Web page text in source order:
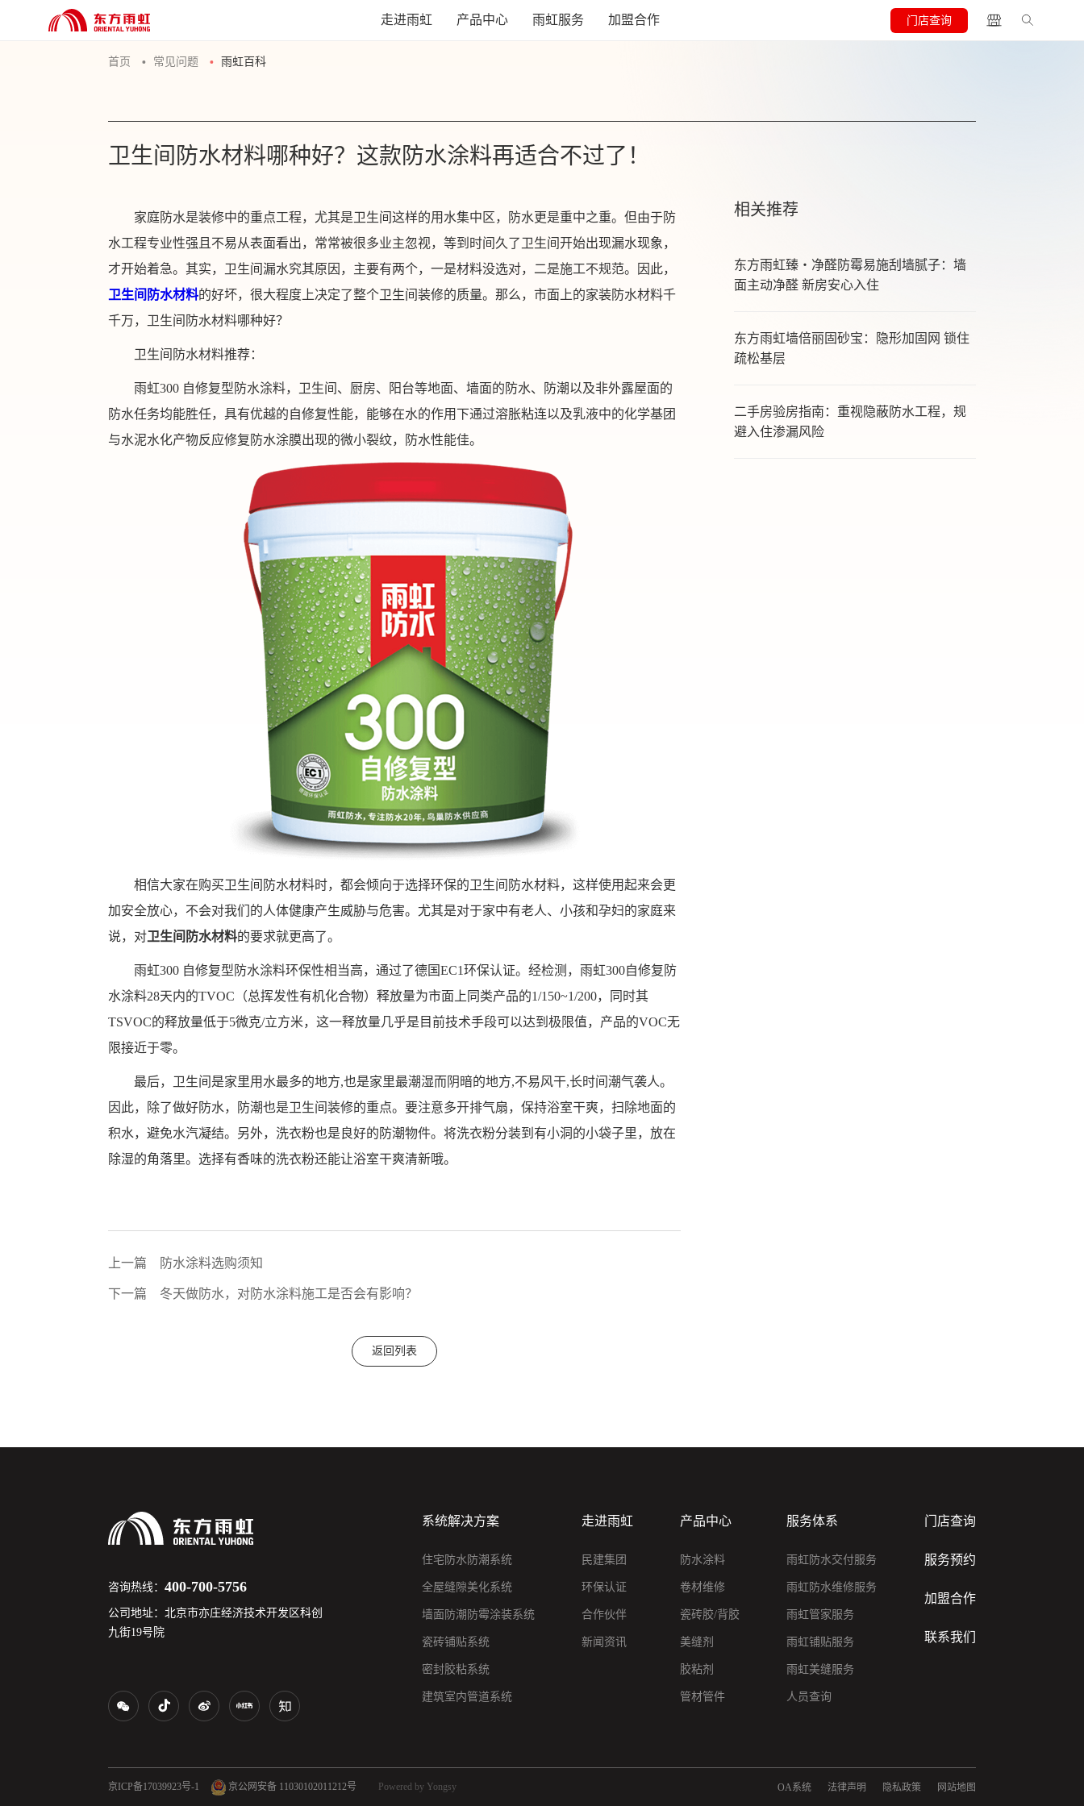
走进雨虹 产品中心 雨虹服务 加盟合作 门店查询
首页 常见问题 雨虹百科
卫生间防水材料哪种好？这款防水涂料再适合不过了！
家庭防水是装修中的重点工程，尤其是卫生间这样的用水集中区，防水更是重中之重。但由于防
水工程专业性强且不易从表面看出，常常被很多业主忽视，等到时间久了卫生间开始出现漏水现象，
才开始着急。其实，卫生间漏水究其原因，主要有两个，一是材料没选对，二是施工不规范。因此，
卫生间防水材料的好坏，很大程度上决定了整个卫生间装修的质量。那么，市面上的家装防水材料千
千万，卫生间防水材料哪种好？
卫生间防水材料推荐：
雨虹300 自修复型防水涂料，卫生间、厨房、阳台等地面、墙面的防水、防潮以及非外露屋面的
防水任务均能胜任，具有优越的自修复性能，能够在水的作用下通过溶胀粘连以及乳液中的化学基团
与水泥水化产物反应修复防水涂膜出现的微小裂纹，防水性能佳。
相信大家在购买卫生间防水材料时，都会倾向于选择环保的卫生间防水材料，这样使用起来会更
加安全放心，不会对我们的人体健康产生威胁与危害。尤其是对于家中有老人、小孩和孕妇的家庭来
说，对卫生间防水材料的要求就更高了。
雨虹300 自修复型防水涂料环保性相当高，通过了德国EC1环保认证。经检测，雨虹300自修复防
水涂料28天内的TVOC（总挥发性有机化合物）释放量为市面上同类产品的1/150~1/200，同时其
TSVOC的释放量低于5微克/立方米，这一释放量几乎是目前技术手段可以达到极限值，产品的VOC无
限接近于零。
最后，卫生间是家里用水最多的地方,也是家里最潮湿而阴暗的地方,不易风干,长时间潮气袭人。
因此，除了做好防水，防潮也是卫生间装修的重点。要注意多开排气扇，保持浴室干爽，扫除地面的
积水，避免水汽凝结。另外，洗衣粉也是良好的防潮物件。将洗衣粉分装到有小洞的小袋子里，放在
除湿的角落里。选择有香味的洗衣粉还能让浴室干爽清新哦。
上一篇 防水涂料选购须知
下一篇 冬天做防水，对防水涂料施工是否会有影响？
返回列表
相关推荐
东方雨虹臻・净醛防霉易施刮墙腻子：墙
面主动净醛 新房安心入住
东方雨虹墙倍丽固砂宝：隐形加固网 锁住
疏松基层
二手房验房指南：重视隐蔽防水工程，规
避入住渗漏风险
咨询热线：400-700-5756
公司地址：北京市亦庄经济技术开发区科创
九街19号院
系统解决方案
住宅防水防潮系统
全屋缝隙美化系统
墙面防潮防霉涂装系统
瓷砖铺贴系统
密封胶粘系统
建筑室内管道系统
走进雨虹
民建集团
环保认证
合作伙伴
新闻资讯
产品中心
防水涂料
卷材维修
瓷砖胶/背胶
美缝剂
胶粘剂
管材管件
服务体系
雨虹防水交付服务
雨虹防水维修服务
雨虹管家服务
雨虹铺贴服务
雨虹美缝服务
人员查询
门店查询
服务预约
加盟合作
联系我们
京ICP备17039923号-1 京公网安备 11030102011212号 Powered by Yongsy OA系统 法律声明 隐私政策 网站地图